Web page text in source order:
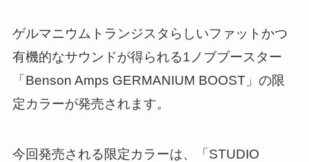
ゲルマニウムトランジスタらしいファットかつ
有機的なサウンドが得られる1ノブブースター
「Benson Amps GERMANIUM BOOST」の限
定カラーが発売されます。
今回発売される限定カラーは、「STUDIO